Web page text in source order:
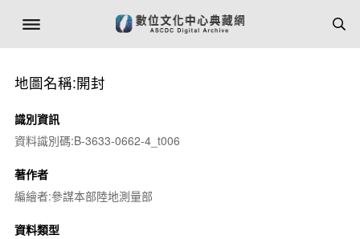
地圖名稱:開封
識別資訊
資料識別碼:B-3633-0662-4_t006
著作者
編繪者:參謀本部陸地測量部
資料類型